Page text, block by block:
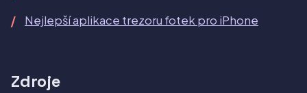
Nejlepší aplikace trezoru fotek pro iPhone
Zdroje